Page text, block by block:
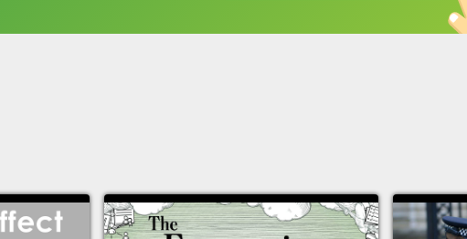
英